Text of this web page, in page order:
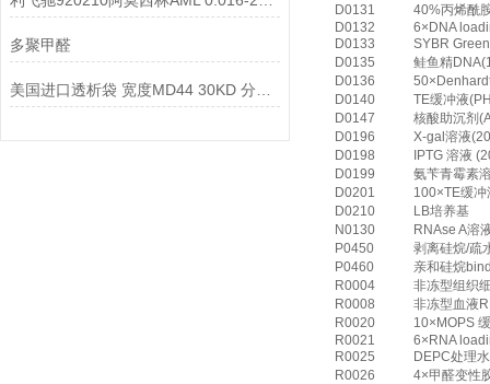
多聚甲醛
D0131
40%丙烯酰
D0132
6×DNA
D0133
SYBR
D0135
鲑鱼精
D0136
D0140
TE缓冲液
D0147
核酸助沉剂
D0196
X-gal溶液
D0198
IPTG 溶液
D0199
氨苄青霉素
D0201
100×TE缓
D0210
LB培养基
N0130
RNAse A溶
P0450
剥离硅烷/疏
P0460
亲和硅烷
R0004
非冻型组织
R0008
非冻型血液
R0020
10×MOPS
R0021
6×RNA
R0025
DEPC处理
R0026
4×甲醛变性